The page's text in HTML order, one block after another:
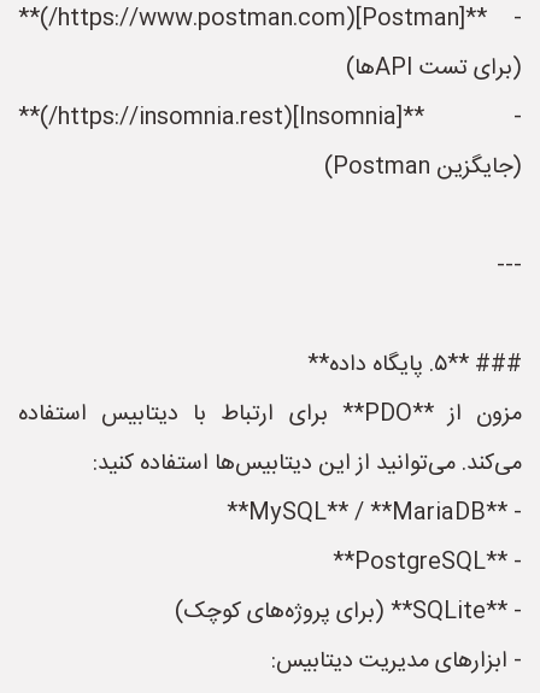
- **[Postman](https://www.postman.com/)**
(برای تست APIها)
- **[Insomnia](https://insomnia.rest/)**
(جایگزین Postman)
---
### **۵. پایگاه داده**
مزون از **PDO** برای ارتباط با دیتابیس استفاده
می‌کند. می‌توانید از این دیتابیس‌ها استفاده کنید:
- **MySQL** / **MariaDB**
- **PostgreSQL**
- **SQLite** (برای پروژه‌های کوچک)
- ابزارهای مدیریت دیتابیس: